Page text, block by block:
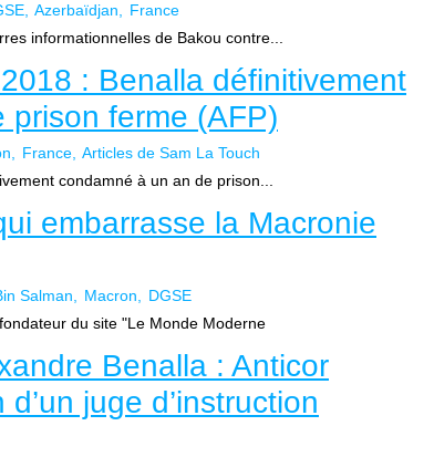
Azerbaïdjan
France
informationnelles de Bakou contre...
: Benalla définitivement
ferme (AFP)
France Articles de Sam La Touch
condamné à un an de prison...
embarrasse la Macronie
Salman Macron
DGSE
du site "Le Monde Moderne
Benalla : Anticor
juge d’instruction